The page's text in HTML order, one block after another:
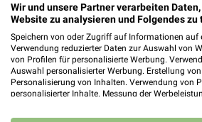
Alle Filialen, Adressen und
von METRO in und um
Du suchst die nächste Filiale von
siehst Du alle METRO Filialen in der
Wir und unsere Partner verarbeiten
Website zu analysieren und Folgendes zu
Speichern von oder Zugriff auf Informationen auf
Verwendung reduzierter Daten zur Auswahl von
von Profilen für personalisierte Werbung.
Auswahl personalisierter Werbung. Erstellung
Personalisierung von Inhalten. Verwendung von
personalisierter Inhalte. Messung der
Kombinationen von Daten aus verschiedenen